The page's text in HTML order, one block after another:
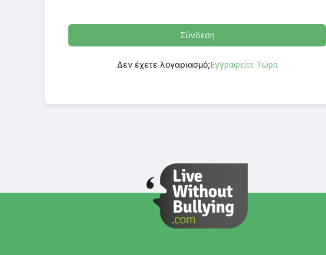
Σύνδεση
Δεν έχετε λογαριασμό;Εγγραφείτε Τώρα